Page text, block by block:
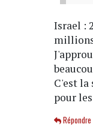
Israel :
millions
C'est
pour
Répondre